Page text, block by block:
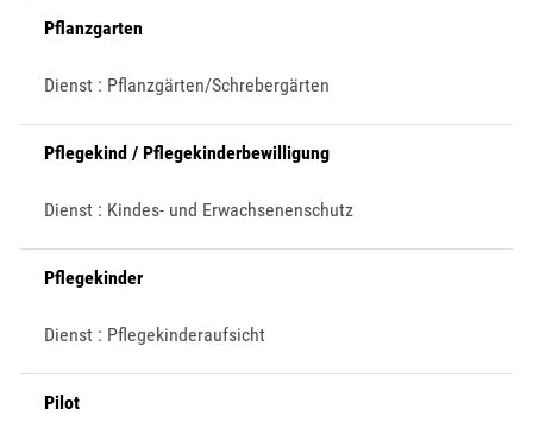
Pflanzgarten
Dienst : Pflanzgärten/Schrebergärten
Pflegekind / Pflegekinderbewilligung
Dienst : Kindes- und Erwachsenenschutz
Pflegekinder
Dienst : Pflegekinderaufsicht
Pilot